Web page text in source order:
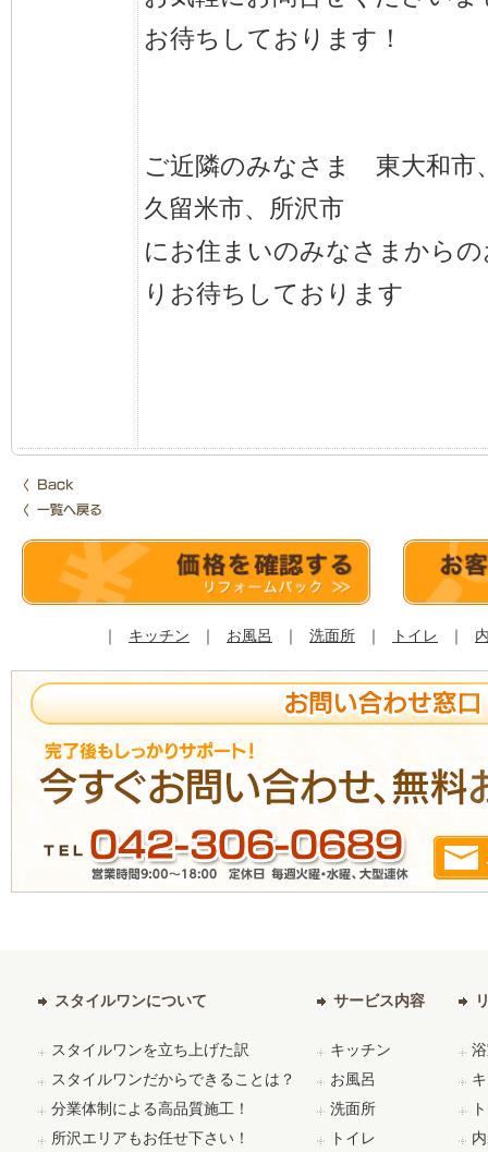
お待ちしております！
ご近隣のみなさま 東大和市
久留米市、所沢市
にお住まいのみなさまから
りお待ちしております
｜ キッチン ｜ お風呂 ｜ 洗面所 ｜ トイレ ｜
スタイルワンについて
スタイルワンを立ち上げた訳
スタイルワンだからできることは？
分業体制による高品質施工！
所沢エリアもお任せ下さい！
サービス内容
キッチン
お風呂
洗面所
トイレ